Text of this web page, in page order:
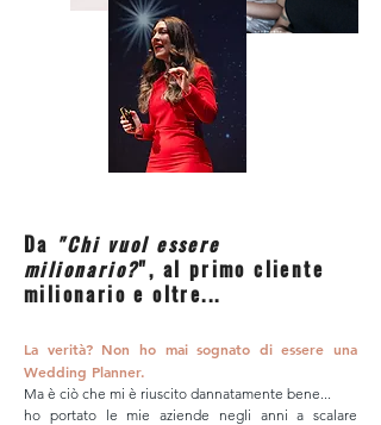
Da "Chi vuol essere
milionario?", al primo cliente
milionario e oltre...
La verità? Non ho mai sognato di essere una
Wedding Planner.
Ma è ciò che mi è riuscito dannatamente bene...
ho portato le mie aziende negli anni a scalare